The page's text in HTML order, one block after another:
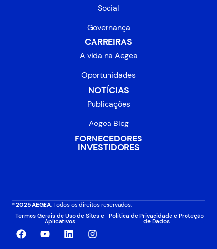
Social
Governança
CARREIRAS
A vida na Aegea
Oportunidades
NOTÍCIAS
Publicações
Aegea Blog
FORNECEDORES
INVESTIDORES
® 2025 AEGEA. Todos os direitos reservados.
Termos Gerais de Uso de Sites e
Aplicativos
Política de Privacidade e Proteção
de Dados